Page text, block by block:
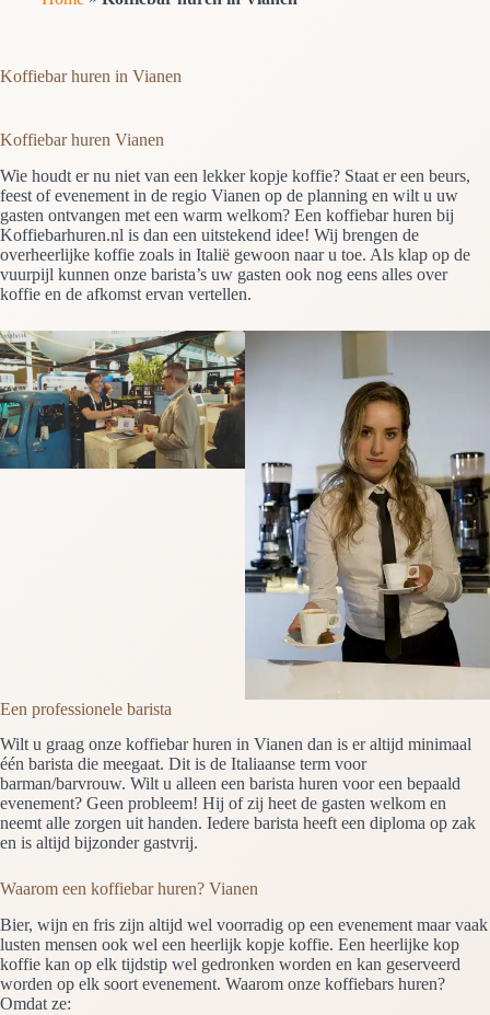
Koffiebar huren in Vianen
Koffiebar huren Vianen
Wie houdt er nu niet van een lekker kopje koffie? Staat er een beurs,
feest of evenement in de regio Vianen op de planning en wilt u uw
gasten ontvangen met een warm welkom? Een koffiebar huren bij
Koffiebarhuren.nl is dan een uitstekend idee! Wij brengen de
overheerlijke koffie zoals in Italië gewoon naar u toe. Als klap op de
vuurpijl kunnen onze barista’s uw gasten ook nog eens alles over
koffie en de afkomst ervan vertellen.
Een professionele barista
Wilt u graag onze koffiebar huren in Vianen dan is er altijd minimaal
één barista die meegaat. Dit is de Italiaanse term voor
barman/barvrouw. Wilt u alleen een barista huren voor een bepaald
evenement? Geen probleem! Hij of zij heet de gasten welkom en
neemt alle zorgen uit handen. Iedere barista heeft een diploma op zak
en is altijd bijzonder gastvrij.
Waarom een koffiebar huren? Vianen
Bier, wijn en fris zijn altijd wel voorradig op een evenement maar vaak
lusten mensen ook wel een heerlijk kopje koffie. Een heerlijke kop
koffie kan op elk tijdstip wel gedronken worden en kan geserveerd
worden op elk soort evenement. Waarom onze koffiebars huren?
Omdat ze: